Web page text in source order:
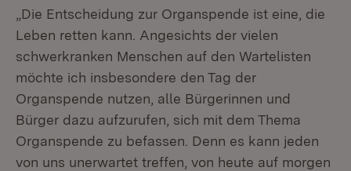
„Die Entscheidung zur Organspende ist eine, die
Leben retten kann. Angesichts der vielen
schwerkranken Menschen auf den Wartelisten
möchte ich insbesondere den Tag der
Organspende nutzen, alle Bürgerinnen und
Bürger dazu aufzurufen, sich mit dem Thema
Organspende zu befassen. Denn es kann jeden
von uns unerwartet treffen, von heute auf morgen